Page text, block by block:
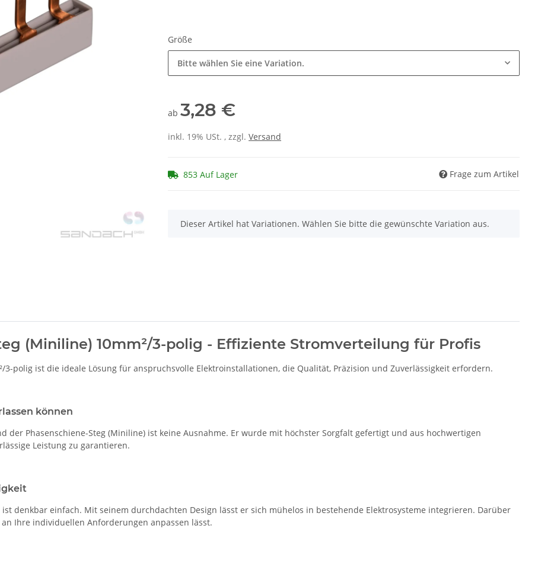
Größe
Bitte wählen Sie eine Variation.
ab 3,28 €
inkl. 19% USt. , zzgl. Versand
853 Auf Lager Frage zum Artikel
x
Dieser Artikel hat Variationen. Wählen Sie bitte die gewünschte Variation aus.
(Miniline) 10mm²/3-polig - Effiziente Stromverteilung für Profis
3-polig ist die ideale Lösung für anspruchsvolle Elektroinstallationen, die Qualität, Präzision und Zuverlässigkeit erfordern.
können
der Phasenschiene-Steg (Miniline) ist keine Ausnahme. Er wurde mit höchster Sorgfalt gefertigt und aus hochwertigen
Leistung zu garantieren.
denkbar einfach. Mit seinem durchdachten Design lässt er sich mühelos in bestehende Elektrosysteme integrieren. Darüber
Ihre individuellen Anforderungen anpassen lässt.